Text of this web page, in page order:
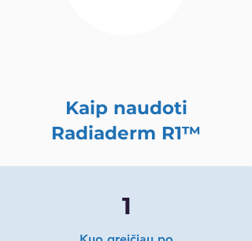
Kaip naudoti
Radiaderm R1™
1